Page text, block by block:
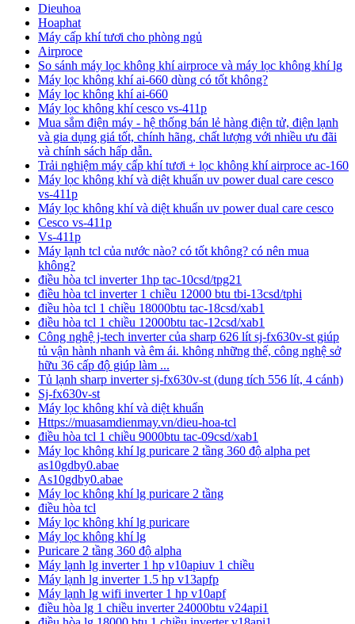
Dieuhoa
Hoaphat
Máy cấp khí tươi cho phòng ngủ
Airproce
So sánh máy lọc không khí airproce và máy lọc không khí lg
Máy lọc không khí ai-660 dùng có tốt không?
Máy lọc không khí ai-660
Máy lọc không khí cesco vs‑411p
Mua sắm điện máy - hệ thống bán lẻ hàng điện tử, điện lạnh
và gia dụng giá tốt, chính hãng, chất lượng với nhiều ưu đãi
và chính sách hấp dẫn.
Trải nghiệm máy cấp khí tươi + lọc không khí airproce ac-160
Máy lọc không khí và diệt khuẩn uv power dual care cesco
vs-411p
Máy lọc không khí và diệt khuẩn uv power dual care cesco
Cesco vs-411p
Vs-411p
Máy lạnh tcl của nước nào? có tốt không? có nên mua
không?
điều hòa tcl inverter 1hp tac-10csd/tpg21
điều hòa tcl inverter 1 chiều 12000 btu tbi-13csd/tphi
điều hòa tcl 1 chiều 18000btu tac-18csd/xab1
điều hòa tcl 1 chiều 12000btu tac-12csd/xab1
Công nghệ j-tech inverter của sharp 626 lít sj-fx630v-st giúp
tủ vận hành nhanh và êm ái. không những thế, công nghệ sở
hữu 36 cấp độ giúp làm ...
Tủ lạnh sharp inverter sj-fx630v-st (dung tích 556 lít, 4 cánh)
Sj-fx630v-st
Máy lọc không khí và diệt khuẩn
Https://muasamdienmay.vn/dieu-hoa-tcl
điều hòa tcl 1 chiều 9000btu tac-09csd/xab1
Máy lọc không khí lg puricare 2 tầng 360 độ alpha pet
as10gdby0.abae
As10gdby0.abae
Máy lọc không khí lg puricare 2 tầng
điều hòa tcl
Máy lọc không khí lg puricare
Máy lọc không khí lg
Puricare 2 tầng 360 độ alpha
Máy lạnh lg inverter 1 hp v10apiuv 1 chiều
Máy lạnh lg inverter 1.5 hp v13apfp
Máy lạnh lg wifi inverter 1 hp v10apf
điều hòa lg 1 chiều inverter 24000btu v24api1